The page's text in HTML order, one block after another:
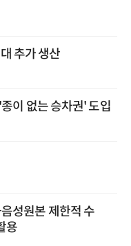
추가 생산
이 없는 승차권' 도입
성원본 제한적 수
용